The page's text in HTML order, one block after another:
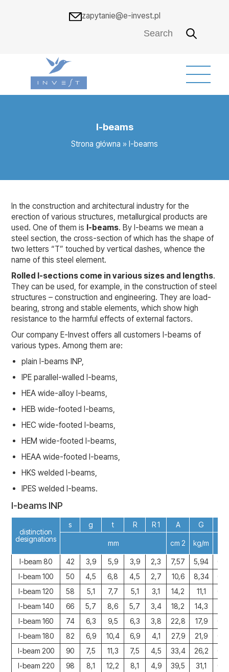
zapytanie@e-invest.pl
I-beams
Strona główna » I-beams
In the construction and architectural industry for the
erection of various structures, metallurgical products are
used. One of them is I-beams. By I-beams we mean a
steel section, the cross-section of which has the shape of
two letters “T” touched by vertical dashes, whence the
name of this steel element.
Rolled I-sections come in various sizes and lengths.
They can be used, for example, in the construction of steel
structures – construction and engineering. They are load-
bearing, strong and stable elements, which show high
resistance to the harmful effects of external factors.
Our company E-Invest offers all customers I-beams of
various types. Among them are:
plain I-beams INP,
IPE parallel-walled I-beams,
HEA wide-alloy I-beams,
HEB wide-footed I-beams,
HEC wide-footed I-beams,
HEM wide-footed I-beams,
HEAA wide-footed I-beams,
HKS welded I-beams,
IPES welded I-beams.
I-beams INP
distinction
designations
s g t R R 1 A G
mm cm 2 kg/m
I-beam 80
42 3,9 5,9 3,9 2,3 7,57 5,94
I-beam 100
50 4,5 6,8 4,5 2,7 10,6 8,34
I-beam 120
58 5,1 7,7 5,1 3,1 14,2 11,1
I-beam 140
66 5,7 8,6 5,7 3,4 18,2 14,3
I-beam 160
74 6,3 9,5 6,3 3,8 22,8 17,9
I-beam 180
82 6,9 10,4 6,9 4,1 27,9 21,9
I-beam 200
90 7,5 11,3 7,5 4,5 33,4 26,2
I-beam 220
98 8,1 12,2 8,1 4,9 39,5 31,1